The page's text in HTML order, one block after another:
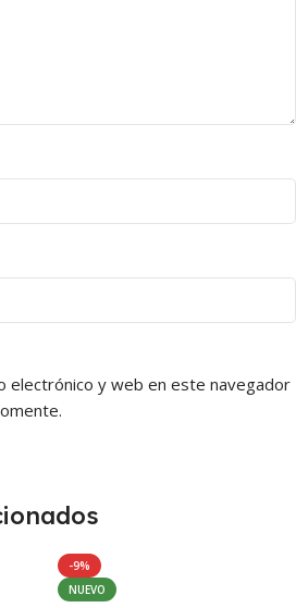
electrónico y web en este navegador
-9%
NUEVO